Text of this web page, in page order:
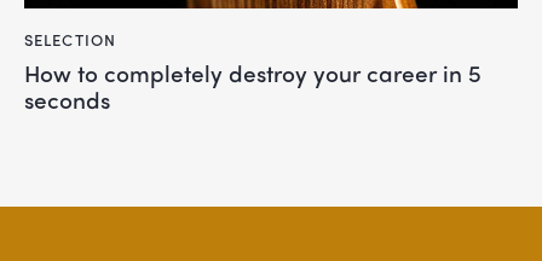
SELECTION
How to completely destroy your career in 5
seconds